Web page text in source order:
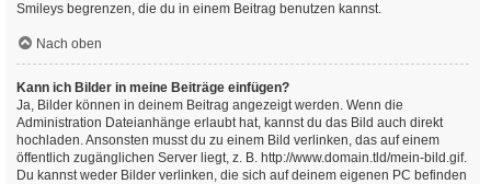
Smileys begrenzen, die du in einem Beitrag benutzen kannst.
Nach oben
Kann ich Bilder in meine Beiträge einfügen?
Ja, Bilder können in deinem Beitrag angezeigt werden. Wenn die
Administration Dateianhänge erlaubt hat, kannst du das Bild auch direkt
hochladen. Ansonsten musst du zu einem Bild verlinken, das auf einem
öffentlich zugänglichen Server liegt, z. B. http://www.domain.tld/mein-bild.gif.
Du kannst weder Bilder verlinken, die sich auf deinem eigenen PC befinden